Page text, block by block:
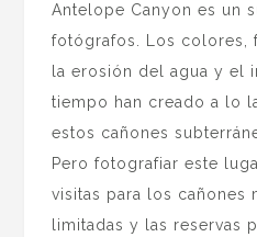
Antelope Canyon es un
fotógrafos. Los colores,
la erosión del agua y el
tiempo han creado a lo
estos cañones
Pero fotografiar este
visitas para los cañones
limitadas y las reservas